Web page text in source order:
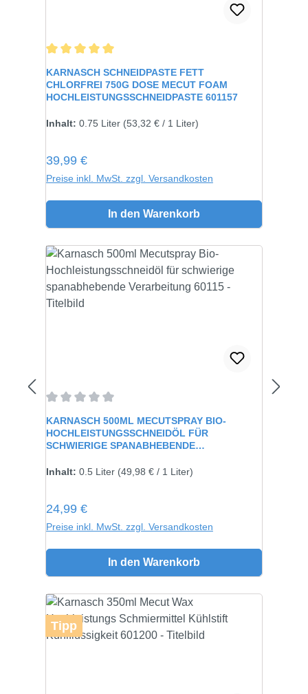
KARNASCH SCHNEIDPASTE FETT
CHLORFREI 750G DOSE MECUT FOAM
HOCHLEISTUNGSSCHNEIDPASTE 601157
Inhalt: 0.75 Liter (53,32 € / 1 Liter)
Regulärer Preis:
39,99 €
Preise inkl. MwSt. zzgl. Versandkosten
In den Warenkorb
KARNASCH 500ML MECUTSPRAY BIO-
HOCHLEISTUNGSSCHNEIDÖL FÜR
SCHWIERIGE SPANABHEBENDE
Inhalt: 0.5 Liter (49,98 € / 1 Liter)
Regulärer Preis:
24,99 €
Preise inkl. MwSt. zzgl. Versandkosten
In den Warenkorb
Tipp